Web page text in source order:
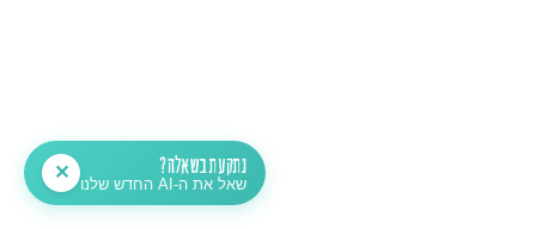
נתקעת בשאלה?
שאל את ה-AI החדש שלנו
✕